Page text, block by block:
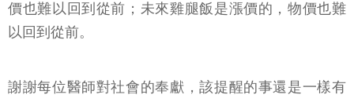
價也難以回到從前；未來雞腿飯是漲價的，物價也難
以回到從前。
謝謝每位醫師對社會的奉獻，該提醒的事還是一樣有